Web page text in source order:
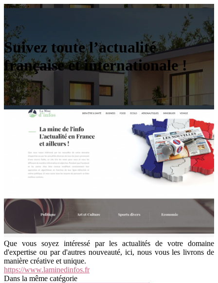
Suivez toute l’actualité
française et internationale !
Que vous soyez intéressé par les actualités de votre domaine
d'expertise ou par d'autres nouveauté, ici, nous vous les livrons de
manière créative et unique.
https://www.laminedinfos.fr
Dans la même catégorie